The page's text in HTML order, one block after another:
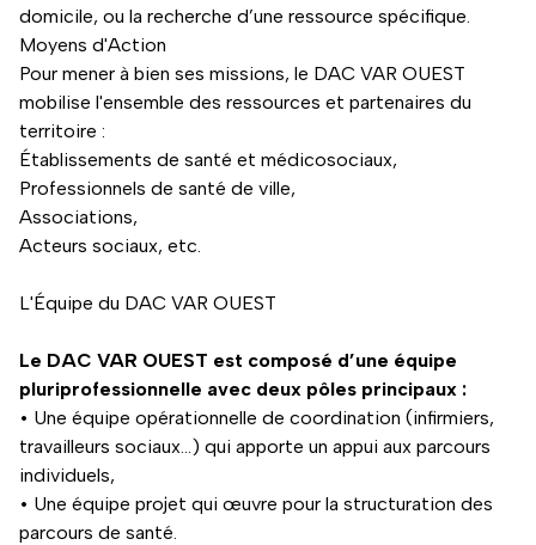
domicile, ou la recherche d’une ressource spécifique.
Moyens d'Action
Pour mener à bien ses missions, le DAC VAR OUEST
mobilise l'ensemble des ressources et partenaires du
territoire :
Établissements de santé et médicosociaux,
Professionnels de santé de ville,
Associations,
Acteurs sociaux, etc.
L'Équipe du DAC VAR OUEST
Le DAC VAR OUEST est composé d’une équipe
pluriprofessionnelle avec deux pôles principaux :
• Une équipe opérationnelle de coordination (infirmiers,
travailleurs sociaux…) qui apporte un appui aux parcours
individuels,
• Une équipe projet qui œuvre pour la structuration des
parcours de santé.